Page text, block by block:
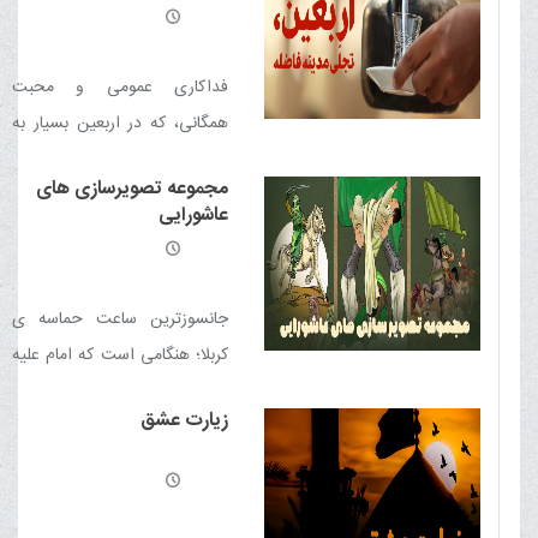
متقاعد سازی، ضرورت پاسخ به
فداکاری عمومی و محبت
همگانی، که در اربعین بسیار به
است که در مسیر پیاده‌روی نجف
تا کربلا به منصه ظهور می‌رسد
مجموعه تصویرسازی های
عاشورایی
جانسوزترین ساعت حماسه ی
کربلا؛ هنگامى است كه امام عليه
به ما کمک کند؟ آيا يارى كننده
اى هست كه با اميد به عنايت
زیارت عشق